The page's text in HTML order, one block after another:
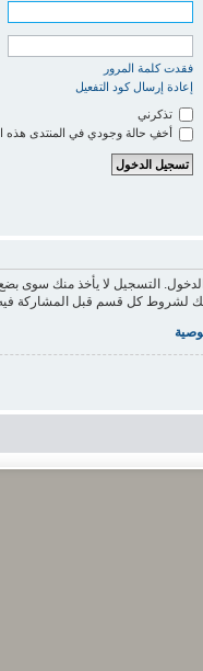
فقدت كلمة المرور
إعادة إرسال كود التفعيل
تذكرني
أخفِ حالة وجودي في المنتدى هذه
التسجيل لا يأخذ منك سوى
لشروط كل قسم قبل المشاركة